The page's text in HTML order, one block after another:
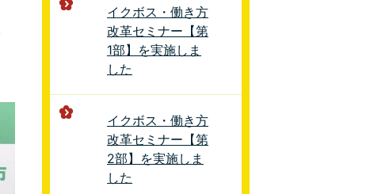
イクボス・働き方
改革セミナー【第
1部】を実施しま
した
イクボス・働き方
改革セミナー【第
2部】を実施しま
した